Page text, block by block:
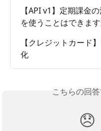
【API v1】定期課金
を使うことはできま
【クレジットカード
化
こちらの回
😞